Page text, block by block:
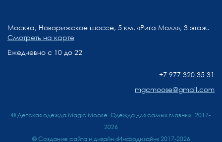
Москва, Новорижское шоссе, 5 км, «Рига Молл», 3 этаж.
Смотреть на карте
Ежедневно с 10 до 22
+7 977 320 35 31
mgcmoose@gmail.com
© Детская одежда Magic Moose. Одежда для самых главных. 2017-
2026
© Создание сайта и дизайн «Инфодизайн»2017-2026